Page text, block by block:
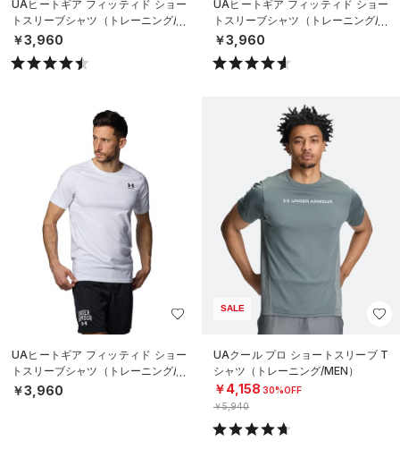
UAヒートギア フィッティド ショー
トスリーブシャツ（トレーニング/M
EN）
￥3,960
UAヒートギア フィッティド ショー
トスリーブシャツ（トレーニング/M
EN）
￥3,960
UAヒートギア フィッティド ショー
トスリーブシャツ（トレーニング/M
EN）
￥3,960
SALE
UAクール プロ ショートスリーブ T
シャツ（トレーニング/MEN）
￥4,158 30%OFF
￥5,940